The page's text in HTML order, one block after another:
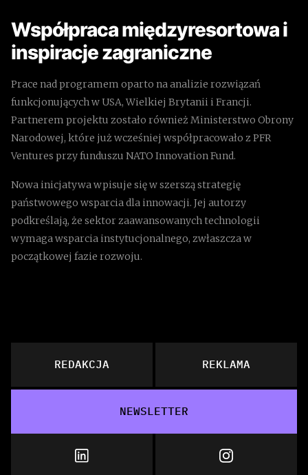
Współpraca międzyresortowa i
inspiracje zagraniczne
Prace nad programem oparto na analizie rozwiązań
funkcjonujących w USA, Wielkiej Brytanii i Francji.
Partnerem projektu zostało również Ministerstwo Obrony
Narodowej, które już wcześniej współpracowało z PFR
Ventures przy funduszu NATO Innovation Fund.
Nowa inicjatywa wpisuje się w szerszą strategię
państwowego wsparcia dla innowacji. Jej autorzy
podkreślają, że sektor zaawansowanych technologii
wymaga wsparcia instytucjonalnego, zwłaszcza w
początkowej fazie rozwoju.
REDAKCJA REKLAMA
NEWSLETTER